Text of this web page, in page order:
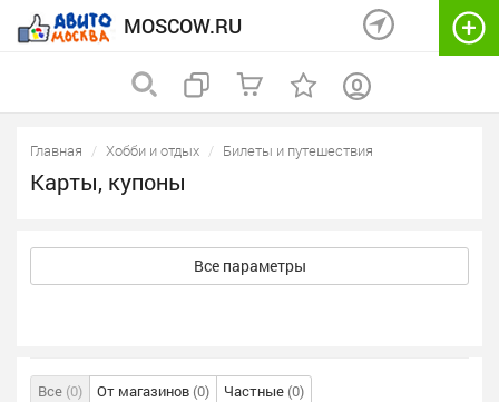
MOSCOW.RU
Главная Хобби и отдых Билеты и путешествия
Карты, купоны
Все параметры
Все (0) От магазинов (0) Частные (0)